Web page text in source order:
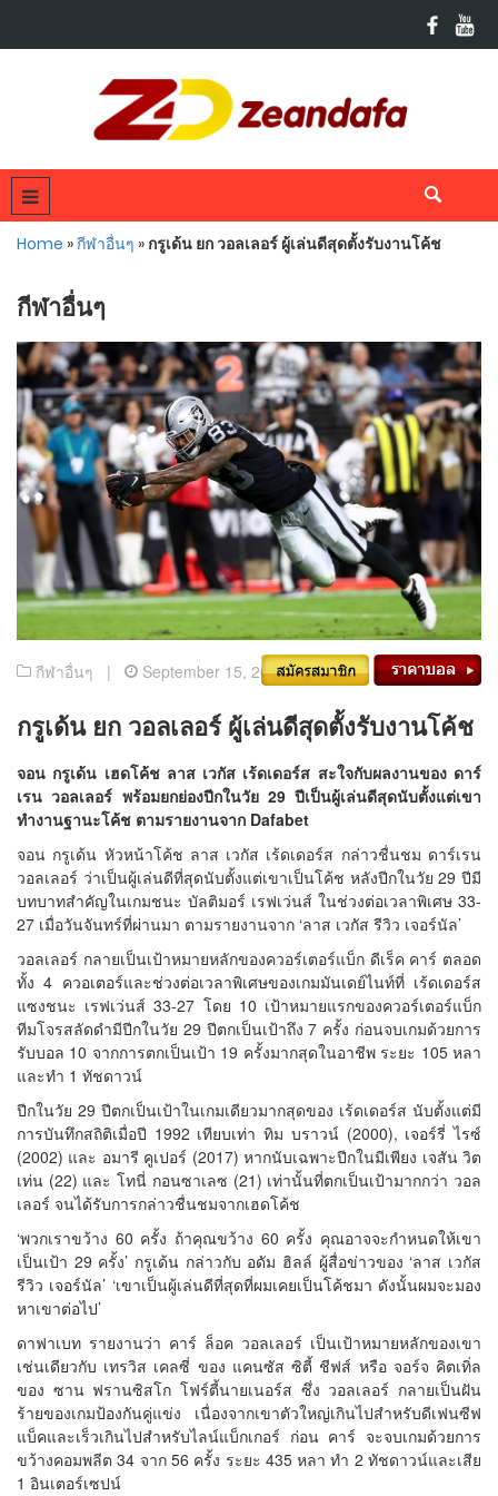
Home »กีฬาอื่นๆ » กรูเด้น ยก วอลเลอร์ ผู้เล่นดีสุดตั้งรับงานโค้ช
กีฬาอื่นๆ
กีฬาอื่นๆ | September 15, 2021
กรูเด้น ยก วอลเลอร์ ผู้เล่นดีสุดตั้งรับงานโค้ช
จอน กรูเด้น เฮดโค้ช ลาส เวกัส เร้ดเดอร์ส สะใจกับผลงานของ ดาร์
เรน วอลเลอร์ พร้อมยกย่องปีกในวัย 29 ปีเป็นผู้เล่นดีสุดนับตั้งแต่เขา
ทำงานฐานะโค้ช ตามรายงานจาก Dafabet
จอน กรูเด้น หัวหน้าโค้ช ลาส เวกัส เร้ดเดอร์ส กล่าวชื่นชม ดาร์เรน
วอลเลอร์ ว่าเป็นผู้เล่นดีที่สุดนับตั้งแต่เขาเป็นโค้ช หลังปีกในวัย 29 ปีมี
บทบาทสำคัญในเกมชนะ บัลติมอร์ เรฟเว่นส์ ในช่วงต่อเวลาพิเศษ 33-
27 เมื่อวันจันทร์ที่ผ่านมา ตามรายงานจาก ‘ลาส เวกัส รีวิว เจอร์นัล’
วอลเลอร์ กลายเป็นเป้าหมายหลักของควอร์เตอร์แบ็ก ดีเร็ค คาร์ ตลอด
ทั้ง 4 ควอเตอร์และช่วงต่อเวลาพิเศษของเกมมันเดย์ไนท์ที่ เร้ดเดอร์ส
แซงชนะ เรฟเว่นส์ 33-27 โดย 10 เป้าหมายแรกของควอร์เตอร์แบ็ก
ทีมโจรสลัดดำมีปีกในวัย 29 ปีตกเป็นเป้าถึง 7 ครั้ง ก่อนจบเกมด้วยการ
รับบอล 10 จากการตกเป็นเป้า 19 ครั้งมากสุดในอาชีพ ระยะ 105 หลา
และทำ 1 ทัชดาวน์
ปีกในวัย 29 ปีตกเป็นเป้าในเกมเดียวมากสุดของ เร้ดเดอร์ส นับตั้งแต่มี
การบันทึกสถิติเมื่อปี 1992 เทียบเท่า ทิม บราวน์ (2000), เจอร์รี่ ไรซ์
(2002) และ อมารี คูเปอร์ (2017) หากนับเฉพาะปีกในมีเพียง เจสัน วิต
เท่น (22) และ โทนี่ กอนซาเลซ (21) เท่านั้นที่ตกเป็นเป้ามากกว่า วอล
เลอร์ จนได้รับการกล่าวชื่นชมจากเฮดโค้ช
‘พวกเราขว้าง 60 ครั้ง ถ้าคุณขว้าง 60 ครั้ง คุณอาจจะกำหนดให้เขา
เป็นเป้า 29 ครั้ง’ กรูเด้น กล่าวกับ อดัม ฮิลล์ ผู้สื่อข่าวของ ‘ลาส เวกัส
รีวิว เจอร์นัล’ ‘เขาเป็นผู้เล่นดีที่สุดที่ผมเคยเป็นโค้ชมา ดังนั้นผมจะมอง
หาเขาต่อไป’
ดาฟาเบท รายงานว่า คาร์ ล็อค วอลเลอร์ เป็นเป้าหมายหลักของเขา
เช่นเดียวกับ เทรวิส เคลซี่ ของ แคนซัส ซิตี้ ชีฟส์ หรือ จอร์จ คิตเทิ่ล
ของ ซาน ฟรานซิสโก โฟร์ตี้นายเนอร์ส ซึ่ง วอลเลอร์ กลายเป็นฝัน
ร้ายของเกมป้องกันคู่แข่ง เนื่องจากเขาตัวใหญ่เกินไปสำหรับดีเฟนซีฟ
แบ็คและเร็วเกินไปสำหรับไลน์แบ็กเกอร์ ก่อน คาร์ จะจบเกมด้วยการ
ขว้างคอมพลีต 34 จาก 56 ครั้ง ระยะ 435 หลา ทำ 2 ทัชดาวน์และเสีย
1 อินเตอร์เซปน์